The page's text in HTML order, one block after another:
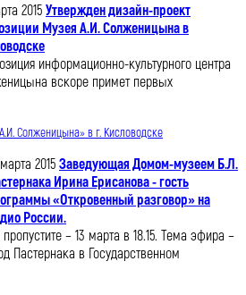
2015 Утвержден дизайн-проект
Музея А.И. Солженицына в
информационно-культурного центра
вскоре примет первых
Солженицына» в г. Кисловодске
2015 Заведующая Домом-музеем Б.Л.
Ирина Ерисанова - гость
«Откровенный разговор» на
России.
– 13 марта в 18.15. Тема эфира –
Пастернака в Государственном